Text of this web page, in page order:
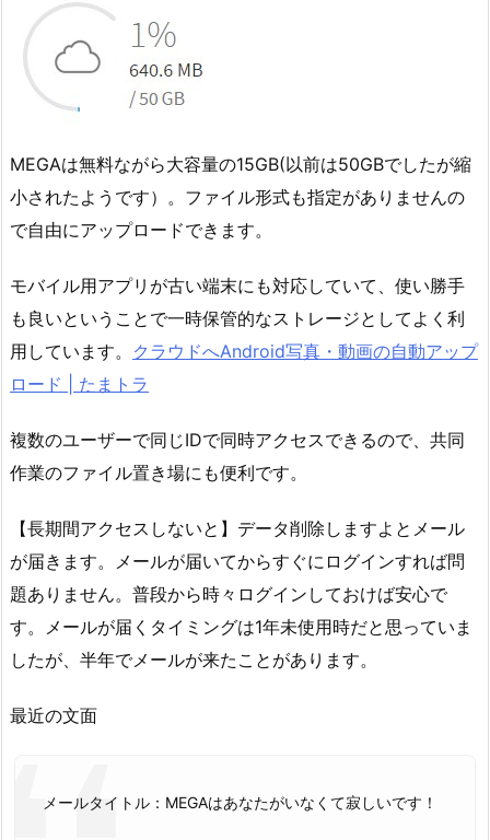
MEGAは無料ながら大容量の15GB(以前は50GBでしたが縮
小されたようです）。ファイル形式も指定がありませんの
で自由にアップロードできます。
モバイル用アプリが古い端末にも対応していて、使い勝手
も良いということで一時保管的なストレージとしてよく利
用しています。 クラウドへAndroid写真・動画の自動アップ
ロード | たまトラ
複数のユーザーで同じIDで同時アクセスできるので、共同
作業のファイル置き場にも便利です。
【長期間アクセスしないと】データ削除しますよとメール
が届きます。メールが届いてからすぐにログインすれば問
題ありません。普段から時々ログインしておけば安心で
す。メールが届くタイミングは1年未使用時だと思っていま
したが、半年でメールが来たことがあります。
最近の文面
メールタイトル：MEGAはあなたがいなくて寂しいです！